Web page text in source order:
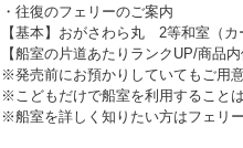
・往復のフェリーのご案内
【基本】おがさわら丸 2等和室（
【船室の片道あたりランクUP/商
※発売前にお預かりしていてもご用
※こどもだけで船室を利用すること
※船室を詳しく知りたい方はフェリ